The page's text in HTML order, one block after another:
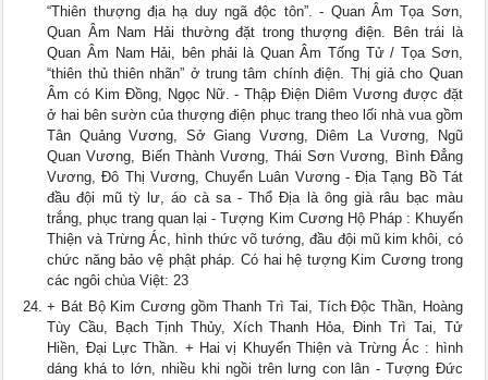
“Thiên thượng địa hạ duy ngã độc tôn”. - Quan Âm Tọa Sơn,
Quan Âm Nam Hải thường đặt trong thượng điện. Bên trái là
Quan Âm Nam Hải, bên phải là Quan Âm Tống Tử / Tọa Sơn,
“thiên thủ thiên nhãn” ở trung tâm chính điện. Thị giả cho Quan
Âm có Kim Đồng, Ngọc Nữ. - Thập Điện Diêm Vương được đặt
ở hai bên sườn của thượng điện phục trang theo lối nhà vua gồm
Tân Quảng Vương, Sở Giang Vương, Diêm La Vương, Ngũ
Quan Vương, Biến Thành Vương, Thái Sơn Vương, Bình Đẳng
Vương, Đô Thị Vương, Chuyển Luân Vương - Địa Tạng Bồ Tát
đầu đội mũ tỳ lư, áo cà sa - Thổ Địa là ông già râu bạc màu
trắng, phục trang quan lại - Tượng Kim Cương Hộ Pháp : Khuyến
Thiện và Trừng Ác, hình thức võ tướng, đầu đội mũ kim khôi, có
chức năng bảo vệ phật pháp. Có hai hệ tượng Kim Cương trong
các ngôi chùa Việt: 23
+ Bát Bộ Kim Cương gồm Thanh Trì Tai, Tích Độc Thần, Hoàng
Tùy Cầu, Bạch Tịnh Thủy, Xích Thanh Hỏa, Đinh Trì Tai, Tử
Hiền, Đại Lực Thần. + Hai vị Khuyến Thiện và Trừng Ác : hình
dáng khá to lớn, nhiều khi ngồi trên lưng con lân - Tượng Đức